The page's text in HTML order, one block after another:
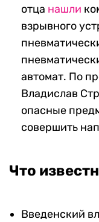
отца нашли
взрывного
автомат. По
Владислав
опасные
совершить
Что
Введенский